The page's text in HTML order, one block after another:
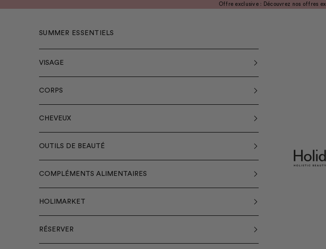
Offre exclusive : Découvrez nos offres
SUMMER ESSENTIELS
VISAGE
CORPS
CHEVEUX
OUTILS DE BEAUTÉ
COMPLÉMENTS ALIMENTAIRES
HOLIMARKET
RÉSERVER